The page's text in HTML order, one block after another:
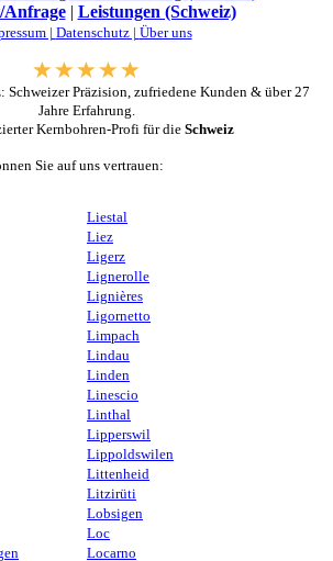
| Leistungen (Schweiz)
| Datenschutz | Über uns
: Schweizer Präzision, zufriedene Kunden & über 27
Jahre Erfahrung.
Kernbohren-Profi für die Schweiz
Sie auf uns vertrauen:
Liestal
Liez
Ligerz
Lignerolle
Lignières
Ligornetto
Limpach
Lindau
Linden
Linescio
Linthal
Lipperswil
Lippoldswilen
Littenheid
Litzirüti
Lobsigen
Loc
Locarno